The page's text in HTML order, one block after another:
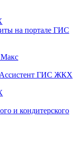
на портале ГИС
Ассистент ГИС ЖКХ
и кондитерского